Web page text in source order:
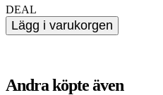
DEAL
Lägg i varukorgen
Andra köpte även